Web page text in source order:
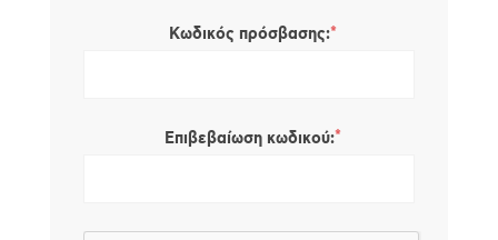
Κωδικός πρόσβασης:*
Επιβεβαίωση κωδικού:*